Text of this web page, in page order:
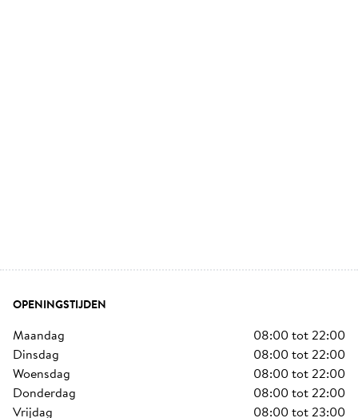
OPENINGSTIJDEN
maandag 08:00tot22:00
dinsdag
08:00tot22:00
woensdag
08:00tot22:00
donderdag
08:00tot22:00
vrijdag
08:00tot23:00